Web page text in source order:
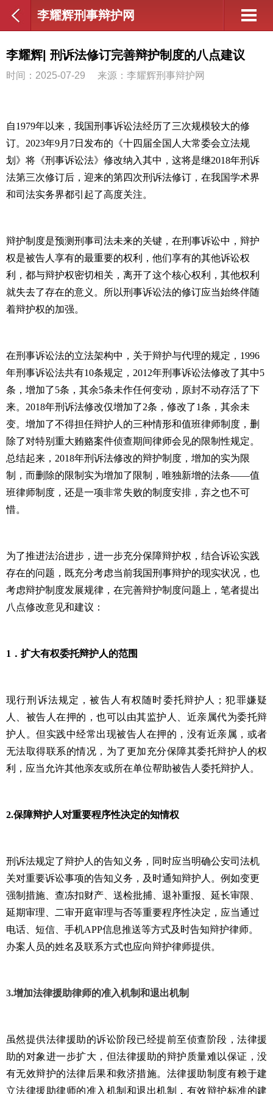
李耀辉刑事辩护网
李耀辉| 刑诉法修订完善辩护制度的八点建议
时间：2025-07-29 来源：李耀辉刑事辩护网
自1979年以来，我国刑事诉讼法经历了三次规模较大的修
订。 2023年9月 7日发布的《十四届全国人大常委会立法规
划》将《刑事诉讼法》修改纳入其中，这将是继2018年刑诉
法第三次修订后，迎来的第四次刑诉法修订，在我国学术界
和司法实务界都引起了高度关注。
辩护制度是预测刑事司法未来的关键，在刑事诉讼中，辩护
权是被告人享有的最重要的权利，他们享有的其他诉讼权
利，都与辩护权密切相关，离开了这个核心权利，其他权利
就失去了存在的意义。所以刑事诉讼法的修订应当始终伴随
着辩护权的加强。
在刑事诉讼法的立法架构中，关于辩护与代理的规定， 1996
年刑事诉讼法共有10条规定， 2012年刑事诉讼法修改了其中5
条，增加了5条，其余5条未作任何变动，原封不动存活了下
来。 2018年刑诉法修改仅增加了2条，修改了1条，其余未
变。增加了不得担任辩护人的三种情形和值班律师制度，删
除了对特别重大贿赂案件侦查期间律师会见的限制性规定。
总结起来， 2018年刑诉法修改的辩护制度，增加的实为限
制，而删除的限制实为增加了限制，唯独新增的法条——值
班律师制度，还是一项非常失败的制度安排，弃之也不可
惜。
为了推进法治进步，进一步充分保障辩护权，结合诉讼实践
存在的问题，既充分考虑当前我国刑事辩护的现实状况，也
考虑辩护制度发展规律，在完善辩护制度问题上，笔者提出
八点修改意见和建议：
1 ．扩大有权委托辩护人的范围
现行刑诉法规定，被告人有权随时委托辩护人；犯罪嫌疑
人、被告人在押的，也可以由其监护人、近亲属代为委托辩
护人。但实践中经常出现被告人在押的，没有近亲属，或者
无法取得联系的情况，为了更加充分保障其委托辩护人的权
利，应当允许其他亲友或所在单位帮助被告人委托辩护人。
2.保障辩护人对重要程序性决定的知情权
刑诉法规定了辩护人的告知义务，同时应当明确公安司法机
关对重要诉讼事项的告知义务，及时通知辩护人。例如变更
强制措施、查冻扣财产、送检批捕、退补重报、延长审限、
延期审理、二审开庭审理与否等重要程序性决定，应当通过
电话、短信、手机APP信息推送等方式及时告知辩护律师。
办案人员的姓名及联系方式也应向辩护律师提供。
3.增加法律援助律师的准入机制和退出机制
虽然提供法律援助的诉讼阶段已经提前至侦查阶段，法律援
助的对象进一步扩大，但法律援助的辩护质量难以保证，没
有无效辩护的法律后果和救济措施。法律援助制度有赖于建
立法律援助律师的准入机制和退出机制，有效辩护标准的建